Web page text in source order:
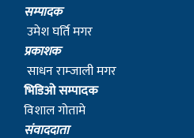
सम्पादक
उमेश घर्ति मगर
प्रकाशक
साधन राम्जाली मगर
भिडिओ सम्पादक
विशाल गोतामे
स‌ंवाददाता